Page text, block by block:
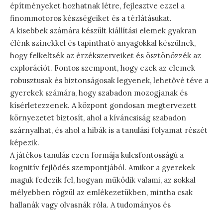
építményeket hozhatnak létre, fejlesztve ezzel a
finommotoros készségeiket és a térlátásukat.
A kisebbek számára készült kiállítási elemek gyakran
élénk színekkel és tapintható anyagokkal készülnek,
hogy felkeltsék az érzékszerveiket és ösztönözzék az
explorációt. Fontos szempont, hogy ezek az elemek
robusztusak és biztonságosak legyenek, lehetővé téve a
gyerekek számára, hogy szabadon mozogjanak és
kísérletezzenek. A központ gondosan megtervezett
környezetet biztosít, ahol a kíváncsiság szabadon
szárnyalhat, és ahol a hibák is a tanulási folyamat részét
képezik.
A játékos tanulás ezen formája kulcsfontosságú a
kognitív fejlődés szempontjából. Amikor a gyerekek
maguk fedezik fel, hogyan működik valami, az sokkal
mélyebben rögzül az emlékezetükben, mintha csak
hallanák vagy olvasnák róla. A tudományos és